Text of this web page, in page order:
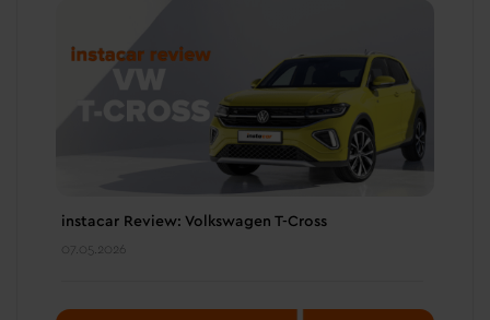
instacar Review: Volkswagen T-Cross
07.05.2026